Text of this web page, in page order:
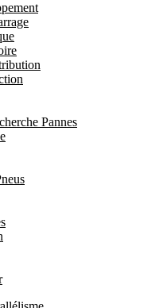
Pannes